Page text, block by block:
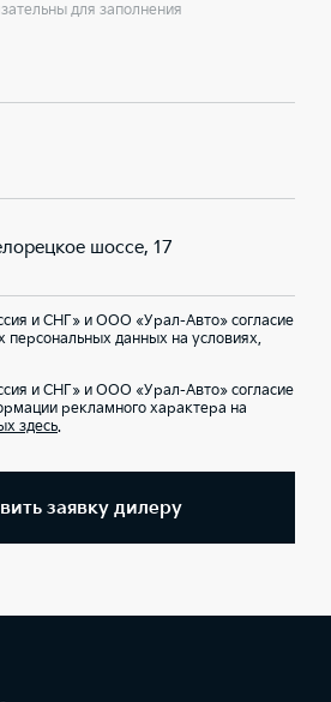
для заполнения
шоссе, 17
и СНГ» и ООО «Урал-Авто» согласие
персональных данных на условиях,
и СНГ» и ООО «Урал-Авто» согласие
рекламного характера на
здесь.
заявку дилеру